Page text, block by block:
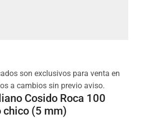
son exclusivos para venta en
a cambios sin previo aviso.
Cosido Roca 100
chico (5 mm)